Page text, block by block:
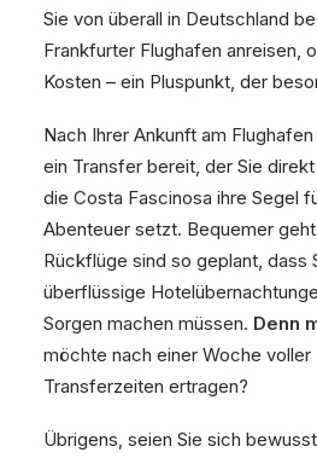
Sie von überall in Deutschland
Frankfurter Flughafen anreisen,
Kosten – ein Pluspunkt, der
Nach Ihrer Ankunft am
ein Transfer bereit, der Sie
die Costa Fascinosa ihre Segel
Abenteuer setzt. Bequemer
Rückflüge sind so geplant, dass
überflüssige
Sorgen machen müssen. Denn
möchte nach einer Woche voller
Transferzeiten ertragen?
Übrigens, seien Sie sich